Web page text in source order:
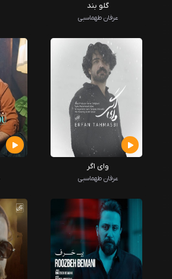
گلو بند
عرفان طهماسبی
وای اگر
عرفان طهماسبی